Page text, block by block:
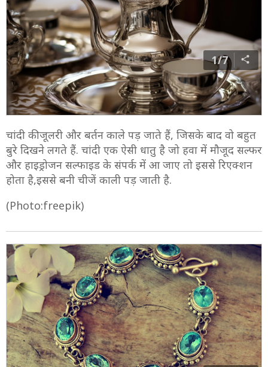
1/7
चांदी की जूलरी और बर्तन काले पड़ जाते हैं, जिसके बाद वो बहुत
बुरे दिखने लगते हैं. चांदी एक ऐसी धातु है जो हवा में मौजूद सल्फर
और हाइड्रोजन सल्फाइड के संपर्क में आ जाए तो इससे रिएक्शन
होता है,इससे बनी चीजें काली पड़ जाती है.
(Photo:freepik)